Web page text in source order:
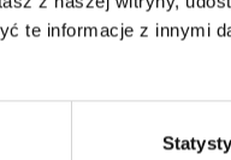
te informacje z innymi